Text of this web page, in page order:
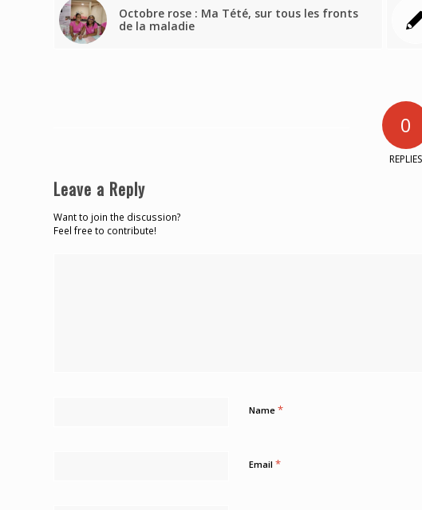
Octobre rose : Ma Tété, sur tous les fronts
de la maladie
0
REPLIES
Leave a Reply
Want to join the discussion?
Feel free to contribute!
Name *
Email *